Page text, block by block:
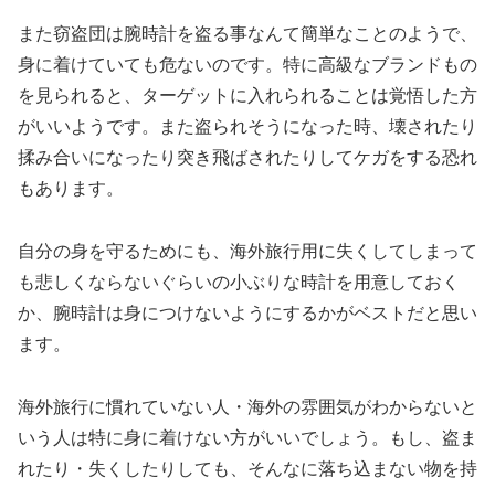
また窃盗団は腕時計を盗る事なんて簡単なことのようで、
身に着けていても危ないのです。特に高級なブランドもの
を見られると、ターゲットに入れられることは覚悟した方
がいいようです。また盗られそうになった時、壊されたり
揉み合いになったり突き飛ばされたりしてケガをする恐れ
もあります。
自分の身を守るためにも、海外旅行用に失くしてしまって
も悲しくならないぐらいの小ぶりな時計を用意しておく
か、腕時計は身につけないようにするかがベストだと思い
ます。
海外旅行に慣れていない人・海外の雰囲気がわからないと
いう人は特に身に着けない方がいいでしょう。もし、盗ま
れたり・失くしたりしても、そんなに落ち込まない物を持